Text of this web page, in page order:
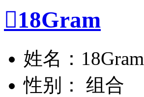
18Gram
姓名：18Gram
性别： 组合